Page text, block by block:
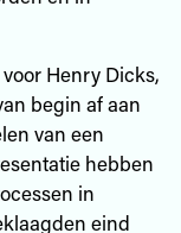
Henry Dicks,
begin af aan
van een
hebben
in
eind